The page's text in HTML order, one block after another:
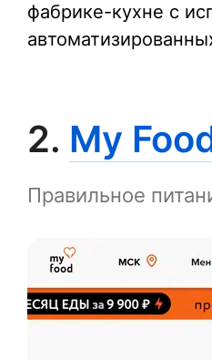
фабрике-кухне с
2. My
Правильное